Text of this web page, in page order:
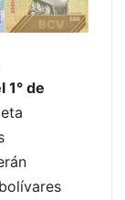
1° de